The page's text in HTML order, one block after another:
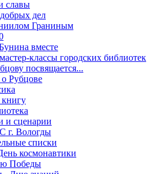
славы
дел
Граниным
вместе
классы городских библиотек
посвящается...
Рубцове
и сценарии
г. Вологды
списки
космонавтики
Победы